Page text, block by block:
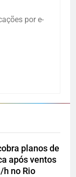
por e-
planos de
após ventos
h no Rio